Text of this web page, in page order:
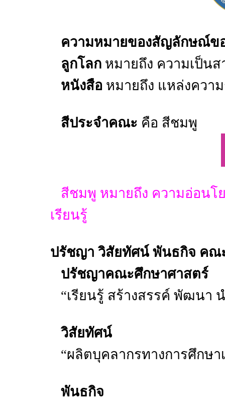
ความหมายของสัญลักษณ์ข
ลูกโลก หมายถึง ความเป็นส
หนังสือ หมายถึง แหล่งควา
สีประจำคณะ คือ สีชมพู
สีชมพู หมายถึง ความอ่อนโ
เรียนรู้
ปรัชญา วิสัยทัศน์ พันธกิจ คณ
ปรัชญาคณะศึกษาศาสตร์
“เรียนรู้ สร้างสรรค์ พัฒน
วิสัยทัศน์
“ผลิตบุคลากรทางการศึกษ
พันธกิจ